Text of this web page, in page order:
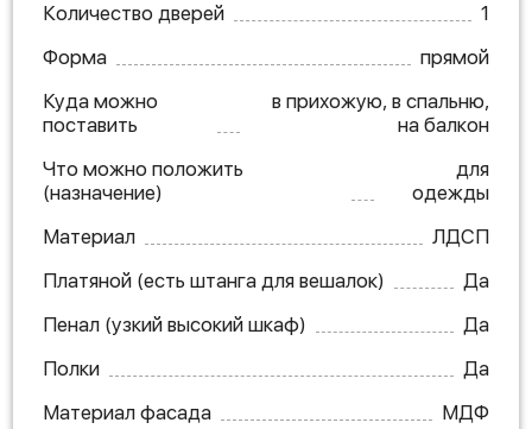
Количество дверей
1
Форма
прямой
Куда можно
поставить
в прихожую, в спальню,
на балкон
Что можно положить
(назначение)
для
одежды
Материал
ЛДСП
Платяной (есть штанга для вешалок)
Да
Пенал (узкий высокий шкаф)
Да
Полки
Да
Материал фасада
МДФ